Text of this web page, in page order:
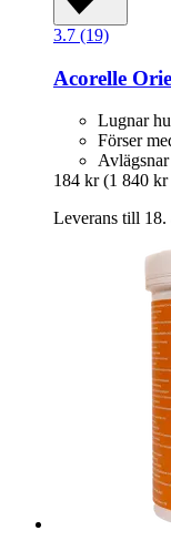
3.7 (19)
Acorelle
Lugnar
Förser
184 kr (1 840
Leverans till 18.